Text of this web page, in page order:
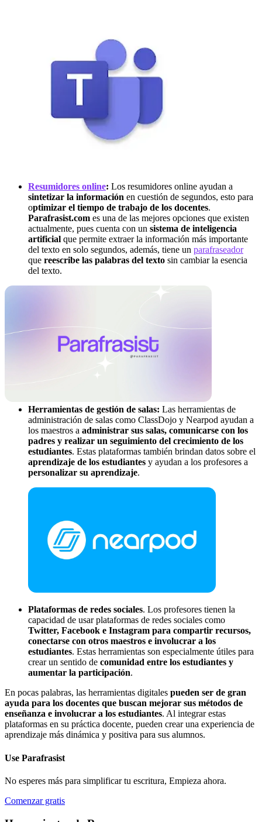
Resumidores online: Los resumidores online ayudan a
sintetizar la información en cuestión de segundos, esto para
optimizar el tiempo de trabajo de los docentes.
Parafrasist.com es una de las mejores opciones que existen
actualmente, pues cuenta con un sistema de inteligencia
artificial que permite extraer la información más importante
del texto en solo segundos, además, tiene un parafraseador
que reescribe las palabras del texto sin cambiar la esencia
del texto.
Herramientas de gestión de salas: Las herramientas de
administración de salas como ClassDojo y Nearpod ayudan a
los maestros a administrar sus salas, comunicarse con los
padres y realizar un seguimiento del crecimiento de los
estudiantes. Estas plataformas también brindan datos sobre el
aprendizaje de los estudiantes y ayudan a los profesores a
personalizar su aprendizaje.
Plataformas de redes sociales. Los profesores tienen la
capacidad de usar plataformas de redes sociales como
Twitter, Facebook e Instagram para compartir recursos,
conectarse con otros maestros e involucrar a los
estudiantes. Estas herramientas son especialmente útiles para
crear un sentido de comunidad entre los estudiantes y
aumentar la participación.
En pocas palabras, las herramientas digitales pueden ser de gran
ayuda para los docentes que buscan mejorar sus métodos de
enseñanza e involucrar a los estudiantes. Al integrar estas
plataformas en su práctica docente, pueden crear una experiencia de
aprendizaje más dinámica y positiva para sus alumnos.
Use Parafrasist
No esperes más para simplificar tu escritura, Empieza ahora.
Comenzar gratis